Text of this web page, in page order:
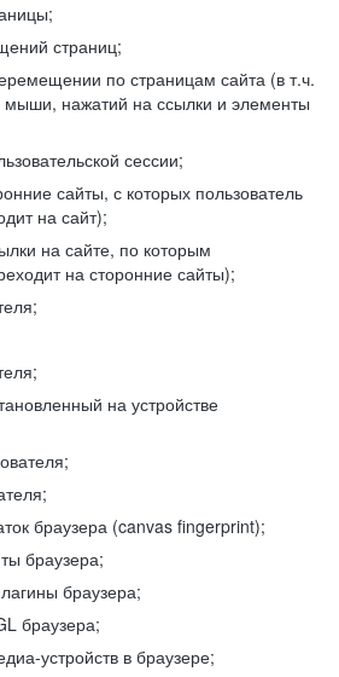
страниц;
по страницам сайта (в т.ч.
мыши, нажатий на ссылки и элементы
сессии;
сайты, с которых пользователь
на сайт);
на сайте, по которым
на сторонние сайты);
на устройстве
браузера (canvas fingerprint);
браузера;
браузера;
браузера;
устройств в браузере;